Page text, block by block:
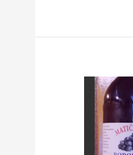
Боровница
пријатељ
срца